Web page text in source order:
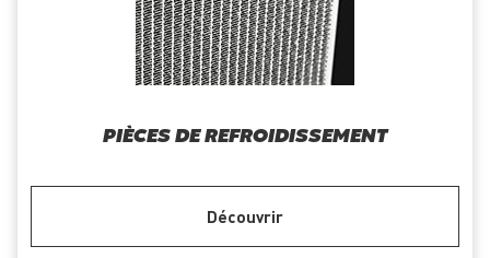
PIÈCES DE REFROIDISSEMENT
Découvrir